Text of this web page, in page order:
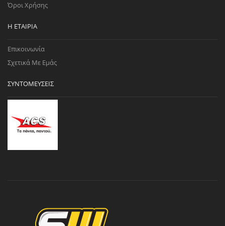
Όροι Χρήσης
Η ΕΤΑΙΡΊΑ
Επικοινωνία
Σχετικά Με Εμάς
ΣΥΝΤΟΜΕΎΣΕΙΣ